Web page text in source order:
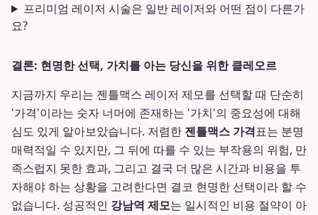
프리미엄 레이저 시술은 일반 레이저와 어떤 점이 다른가
요?
결론: 현명한 선택, 가치를 아는 당신을 위한 클레오르
지금까지 우리는 젠틀맥스 레이저 제모를 선택할 때 단순히
'가격'이라는 숫자 너머에 존재하는 '가치'의 중요성에 대해
심도 있게 알아보았습니다. 저렴한 젠틀맥스 가격표는 분명
매력적일 수 있지만, 그 뒤에 따를 수 있는 부작용의 위험, 만
족스럽지 못한 효과, 그리고 결국 더 많은 시간과 비용을 투
자해야 하는 상황을 고려한다면 결코 현명한 선택이라 할 수
없습니다. 성공적인 강남역 제모는 일시적인 비용 절약이 아